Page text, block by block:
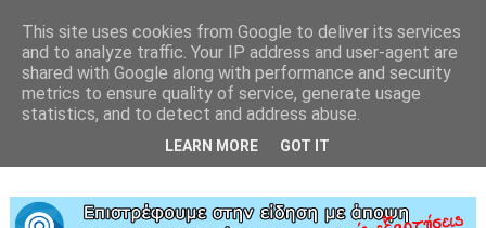
This site uses cookies from Google to deliver its services
and to analyze traffic. Your IP address and user-agent are
shared with Google along with performance and security
metrics to ensure quality of service, generate usage
statistics, and to detect and address abuse.
LEARN MORE GOT IT